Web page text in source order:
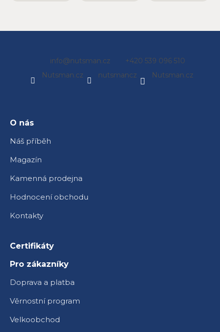
info@nutsman.cz
+420 539 096 510
Nutsman.cz
nutsmancz Nutsman.cz
O nás
Náš příběh
Magazín
Kamenná prodejna
Hodnocení obchodu
Kontakty
Certifikáty
Pro zákazníky
Doprava a platba
Věrnostní program
Velkoobchod